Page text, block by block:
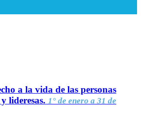
a la vida de las personas
lideresas. 1° de enero a 31 de